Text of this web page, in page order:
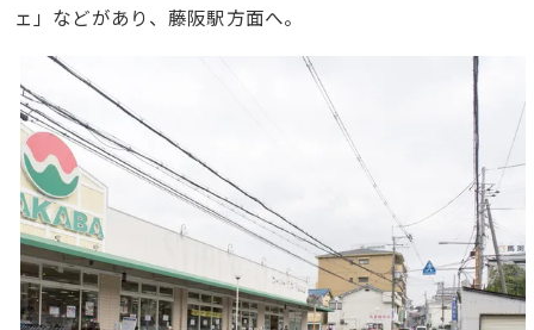
ェ」などがあり、藤阪駅方面へ。